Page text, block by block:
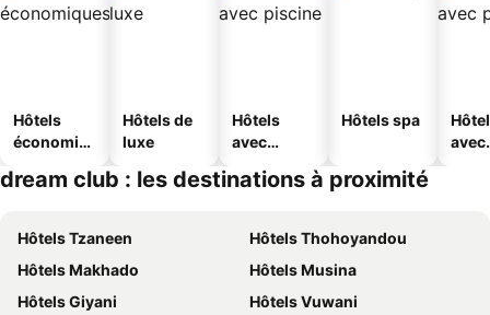
Hôtels
économiq
Hôtels de
luxe
Hôtels
avec
Hôtels spa
avec
dream club : les destinations à proximité
Hôtels Tzaneen
Hôtels Thohoyandou
Hôtels Makhado
Hôtels Musina
Hôtels Giyani
Hôtels Vuwani